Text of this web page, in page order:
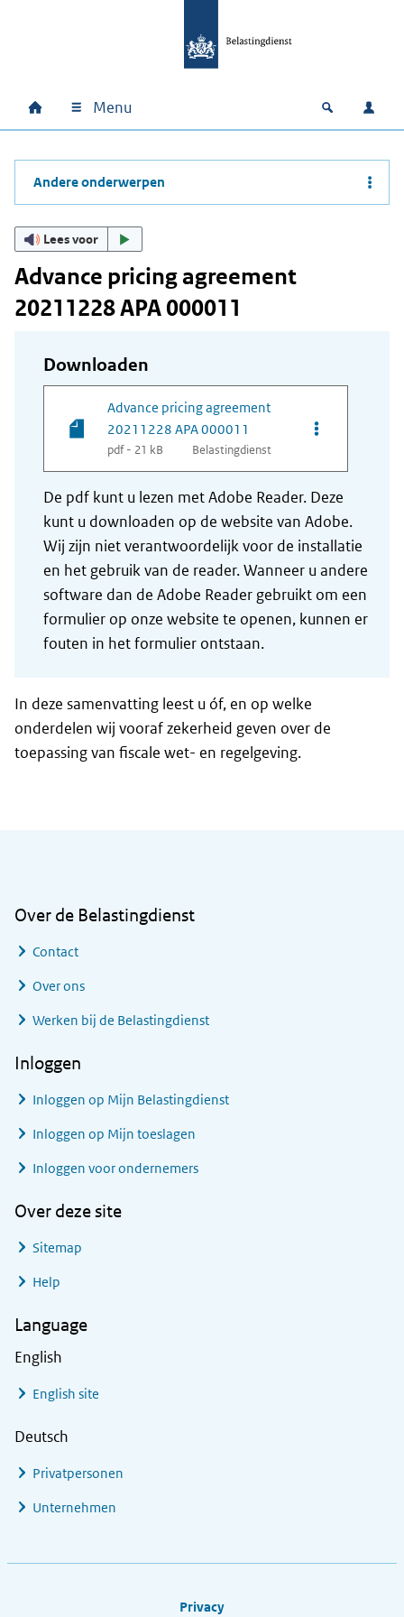
Hoofdnavigatie
Home Menu Open
Andere onderwerpen
Lees voor
Advance pricing agreement
20211228 APA 000011
Downloaden
Advance pricing agreement
20211228 APA 000011
pdf - 21 kB Belastingdienst
Opties van
De pdf kunt u lezen met Adobe Reader. Deze
kunt u downloaden op de website van Adobe.
Wij zijn niet verantwoordelijk voor de installatie
en het gebruik van de reader. Wanneer u andere
software dan de Adobe Reader gebruikt om een
formulier op onze website te openen, kunnen er
fouten in het formulier ontstaan.
In deze samenvatting leest u óf, en op welke
onderdelen wij vooraf zekerheid geven over de
toepassing van fiscale wet- en regelgeving.
Over de Belastingdienst
Contact
Over ons
Werken bij de Belastingdienst
Inloggen
Inloggen op Mijn Belastingdienst
Inloggen op Mijn toeslagen
Inloggen voor ondernemers
Over deze site
Sitemap
Help
Language
English
English site
Deutsch
Privatpersonen
Unternehmen
Privacy